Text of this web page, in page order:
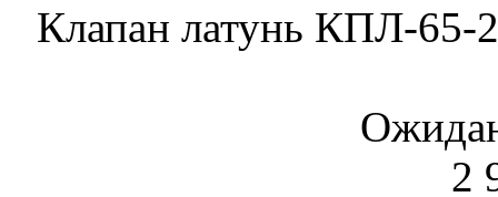
Клапан латунь КПЛ-65-
2